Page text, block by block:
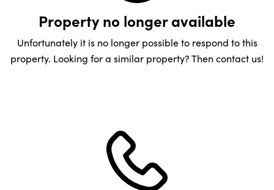
Property no longer available
Unfortunately it is no longer possible to respond to this
property. Looking for a similar property? Then contact us!